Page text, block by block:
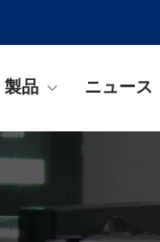
製品 ニュース